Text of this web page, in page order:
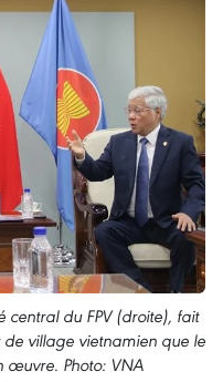
central du FPV (droite), fait
village vietnamien que le
œuvre. Photo: VNA